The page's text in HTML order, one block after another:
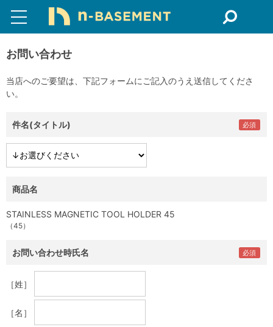
お問い合わせ
当店へのご要望は、下記フォームにご記入のうえ送信してくださ
い。
件名(タイトル)
商品名
STAINLESS MAGNETIC TOOL HOLDER 45
（45）
お問い合わせ時氏名
［姓］
［名］